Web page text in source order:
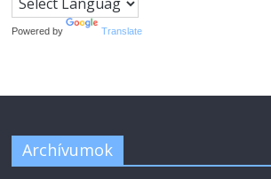
Powered by Translate
Archívumok